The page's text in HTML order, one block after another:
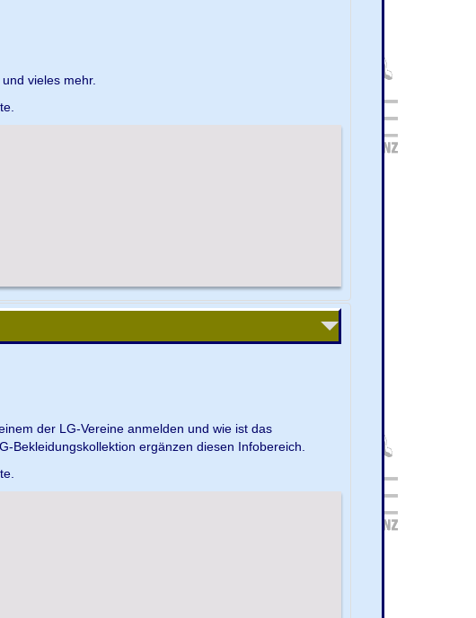
vieles mehr.
der LG-Vereine anmelden und wie ist das
Bekleidungskollektion ergänzen diesen Infobereich.